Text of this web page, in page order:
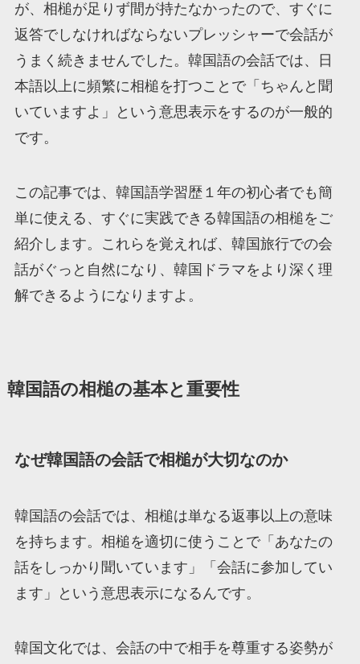
が、相槌が足りず間が持たなかったので、すぐに
返答でしなければならないプレッシャーで会話が
うまく続きませんでした。韓国語の会話では、日
本語以上に頻繁に相槌を打つことで「ちゃんと聞
いていますよ」という意思表示をするのが一般的
です。
この記事では、韓国語学習歴１年の初心者でも簡
単に使える、すぐに実践できる韓国語の相槌をご
紹介します。これらを覚えれば、韓国旅行での会
話がぐっと自然になり、韓国ドラマをより深く理
解できるようになりますよ。
韓国語の相槌の基本と重要性
なぜ韓国語の会話で相槌が大切なのか
韓国語の会話では、相槌は単なる返事以上の意味
を持ちます。相槌を適切に使うことで「あなたの
話をしっかり聞いています」「会話に参加してい
ます」という意思表示になるんです。
韓国文化では、会話の中で相手を尊重する姿勢が